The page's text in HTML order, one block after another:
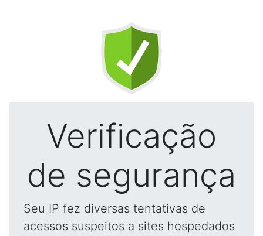
Verificação
de segurança
Seu IP fez diversas tentativas de
acessos suspeitos a sites hospedados